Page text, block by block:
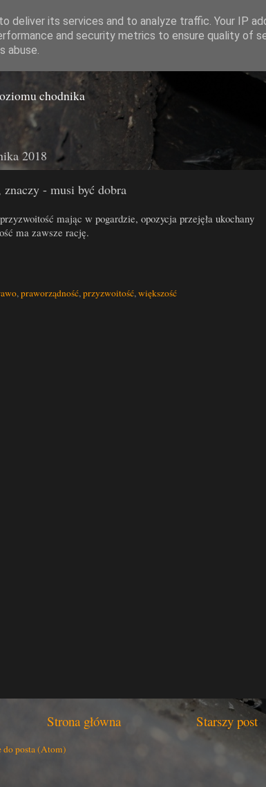
Gówna
chodnika
2018
- musi być dobra
mając w pogardzie, opozycja przejęła ukochany
ma zawsze rację.
, praworządność, przyzwoitość, większość
Starszy post
Strona główna
do posta (Atom)
deliver its services and to analyze traffic. Your IP
and security metrics to ensure quality of
abuse.